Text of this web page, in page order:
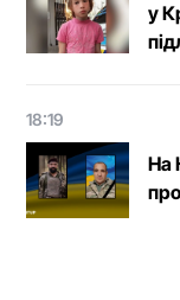
у
18:19
На